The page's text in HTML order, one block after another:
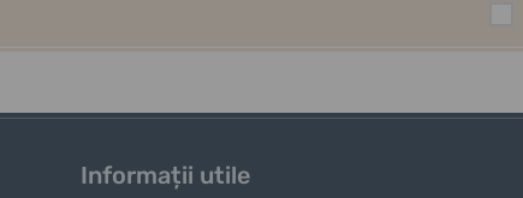
Informații utile